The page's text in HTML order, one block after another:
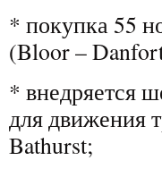
* покупка 55
(Bloor –
* внедряется
для движения
Bathurst;